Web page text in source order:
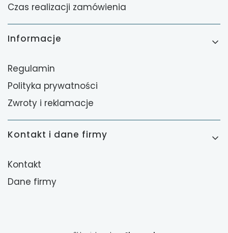
Czas realizacji zamówienia
Informacje
Regulamin
Polityka prywatności
Zwroty i reklamacje
Kontakt i dane firmy
Kontakt
Dane firmy